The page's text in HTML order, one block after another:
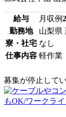
給与 月収例
勤務地
山梨県
寮・社宅 なし
仕事内容 軽作業
募集が停止して